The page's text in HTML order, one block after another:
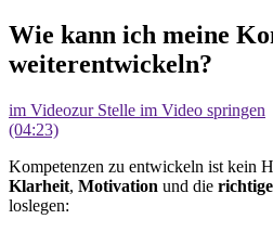
Wie kann ich meine
weiterentwickeln?
im Videozur Stelle im Video springen
(04:23)
Kompetenzen zu entwickeln ist kein
Klarheit, Motivation und die
loslegen: